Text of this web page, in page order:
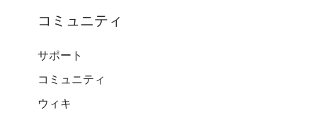
コミュニティ
サポート
コミュニティ
ウィキ